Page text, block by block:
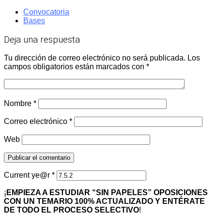
Convocatoria
Bases
Deja una respuesta
Tu dirección de correo electrónico no será publicada. Los
campos obligatorios están marcados con *
Nombre *
Correo electrónico *
Web
Current ye@r *
¡ EMPIEZA A ESTUDIAR “SIN PAPELES” OPOSICIONES
CON UN TEMARIO 100% ACTUALIZADO Y ENTÉRATE
DE TODO EL PROCESO SELECTIVO!